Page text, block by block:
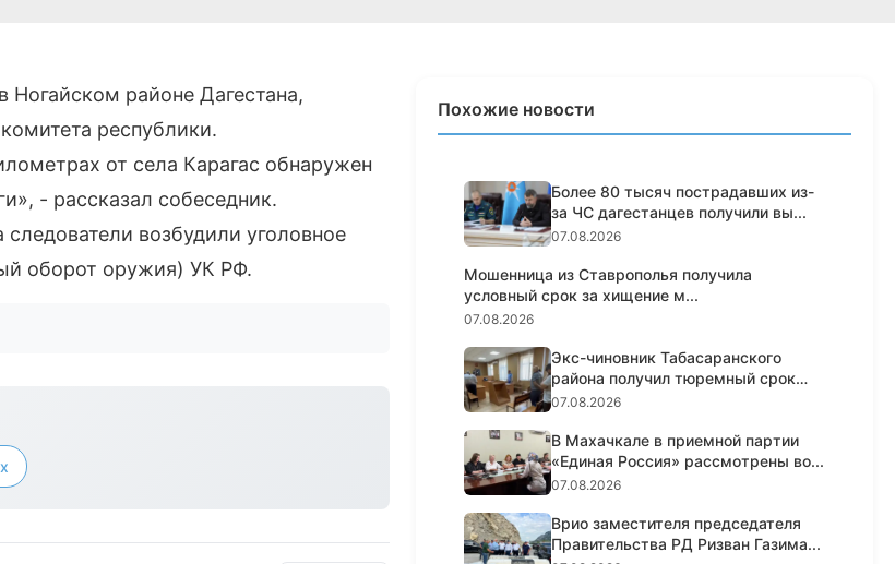
районе Дагестана,
республики.
от села Карагас обнаружен
- рассказал собеседник.
возбудили уголовное
оборот оружия) УК РФ.
Похожие новости
Более 80 тысяч пострадавших из-
за ЧС дагестанцев получили вы...
07.08.2026
Мошенница из Ставрополья получила
условный срок за хищение м...
07.08.2026
Экс-чиновник Табасаранского
района получил тюремный срок
за...
07.08.2026
В Махачкале в приемной партии
«Единая Россия» рассмотрены во...
07.08.2026
Врио заместителя председателя
Правительства РД Ризван Газима...